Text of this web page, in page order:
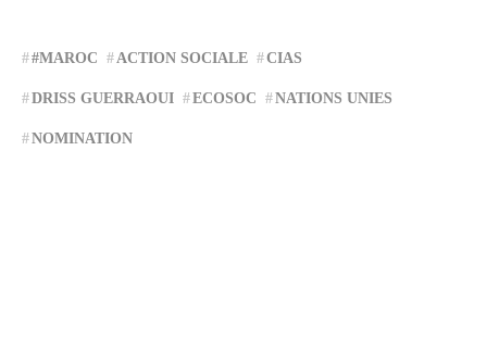
#MAROC ACTION SOCIALE CIAS
DRISS GUERRAOUI ECOSOC NATIONS UNIES
NOMINATION